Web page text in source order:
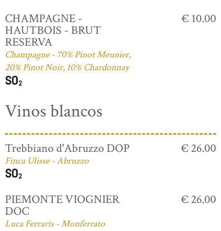
CHAMPAGNE -
HAUTBOIS - BRUT
RESERVA
Champagne - 70% Pinot Meunier,
20% Pinot Noir, 10% Chardonnay
€ 10.00
Vinos blancos
Trebbiano d'Abruzzo DOP
Finca Ulisse - Abruzzo
€ 26.00
PIEMONTE VIOGNIER
DOC
Luca Ferraris - Monferrato
€ 26.00